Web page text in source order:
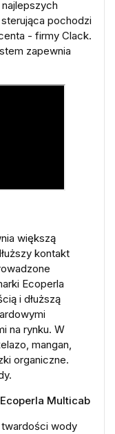
pochodzi
- firmy Clack.
zapewnia
większą
kontakt
Ecoperla
i dłuższą
na rynku. W
mangan,
organiczne.
Multicab
twardości wody